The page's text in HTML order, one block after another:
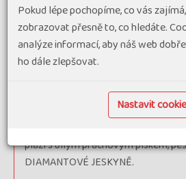
krápníkové jeskyně. Ubytování v
na jezeře, večeře. Druhý den ráno
místní fauny - zejména opic a
Návrat do Krabi. Všichni odpoledne
: poloostrov RAILAY
pláži s bílým prachovým pískem,
DIAMANTOVÉ JESKYNĚ.
Pokud lépe pochopíme, co vás
zobrazovat přesně to, co hledáte.
analýze informací, aby náš web
ho dále zlepšovat.
Nastavit